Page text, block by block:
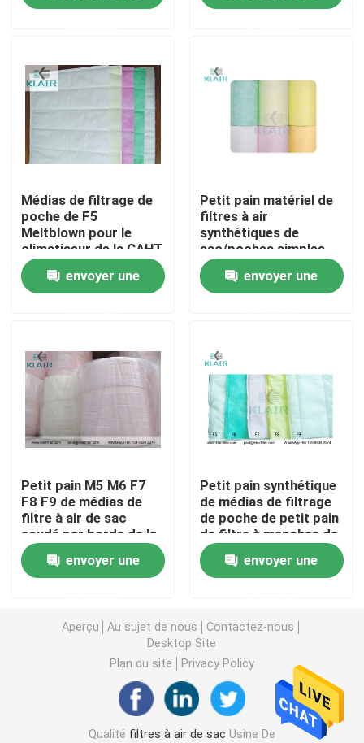
Au sujet de nous
Visite d'usine
Contrôle de qualité
Contactez-nous
Demandez une citation
filtres à air de sac
filtre à air de hepa
Filtres à air de cabine de jet
Filtre à air de charbon actif
filtre à air à hautes températures
filtres à air plissés
filtres d'épurateur d'air
Médias de filtrage de
poche de F5
Meltblown pour le
climatiseur de la CAHT
envoyer une
Petit pain matériel de
filtres à air
synthétiques de
sac/poches simples
avec l'efficacité F5 F6
F7 F8 F9envoyer une
Petit pain M5 M6 F7
F8 F9 de médias de
filtre à air de sac
soudé par bords de la
fibre synthétique trois
de KLAIRenvoyer une
Petit pain synthétique
de médias de filtrage
de poche de petit pain
de filtre à manches de
médias de filtre à
manches de filtre à air
de KLAIR
envoyer une
Aperçu Au sujet de nous
Contactez-nous
Desktop Site
Plan du site
Privacy Policy
Qualité filtres à air de sac Usine De